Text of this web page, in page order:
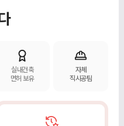
실내건축
면허 보유
자체
직시공팀